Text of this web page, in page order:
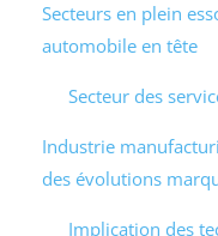
Secteurs en plein
automobile en tête
Secteur des
Industrie
des évolutions
Implication des